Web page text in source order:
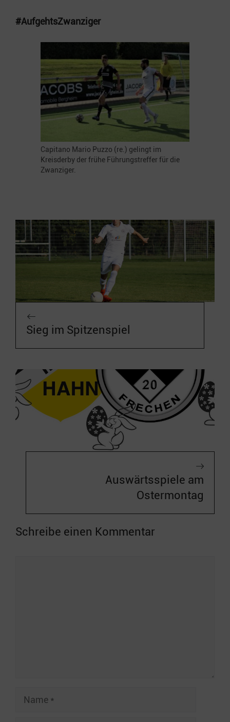
#AufgehtsZwanziger
Capitano Mario Puzzo (re.) gelingt im
Kreisderby der frühe Führungstreffer für die
Zwanziger.
Sieg im Spitzenspiel
Auswärtsspiele am
Ostermontag
Schreibe einen Kommentar